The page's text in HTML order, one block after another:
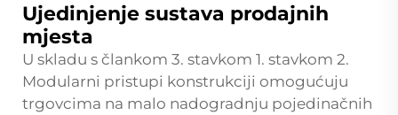
Ujedinjenje sustava prodajnih
mjesta
U skladu s člankom 3. stavkom 1. stavkom 2.
Modularni pristupi konstrukciji omogućuju
trgovcima na malo nadogradnju pojedinačnih